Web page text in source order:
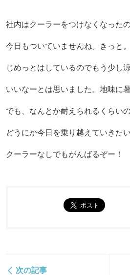
社内はクーラーをつけなくなった
今日もついていませんね。きっと。
じめっとはしているのでもう少し
いいなーとは思いました。地味に暑
でも、なんとか耐えられるくらい
どうにか今日を乗り越えていきた
クーラーなしでもがんばるぞー！
次の記事